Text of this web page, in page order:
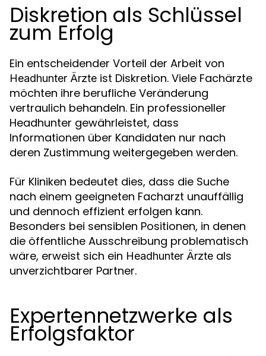
Diskretion als Schlüssel
zum Erfolg
Ein entscheidender Vorteil der Arbeit von
Headhunter Ärzte ist Diskretion. Viele Fachärzte
möchten ihre berufliche Veränderung
vertraulich behandeln. Ein professioneller
Headhunter gewährleistet, dass
Informationen über Kandidaten nur nach
deren Zustimmung weitergegeben werden.
Für Kliniken bedeutet dies, dass die Suche
nach einem geeigneten Facharzt unauffällig
und dennoch effizient erfolgen kann.
Besonders bei sensiblen Positionen, in denen
die öffentliche Ausschreibung problematisch
wäre, erweist sich ein Headhunter Ärzte als
unverzichtbarer Partner.
Expertennetzwerke als
Erfolgsfaktor